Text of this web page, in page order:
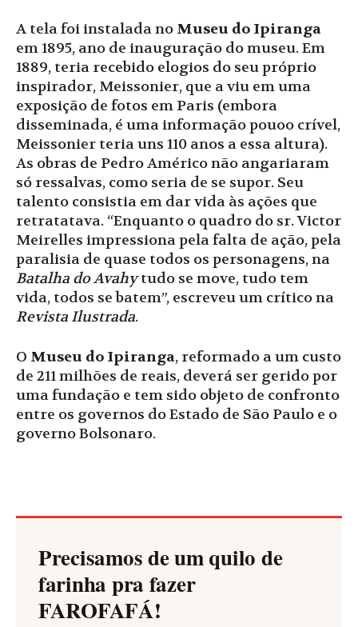
A tela foi instalada no Museu do Ipiranga
em 1895, ano de inauguração do museu. Em
1889, teria recebido elogios do seu próprio
inspirador, Meissonier, que a viu em uma
exposição de fotos em Paris (embora
disseminada, é uma informação pouoo crível,
Meissonier teria uns 110 anos a essa altura).
As obras de Pedro Américo não angariaram
só ressalvas, como seria de se supor. Seu
talento consistia em dar vida às ações que
retratatava. “Enquanto o quadro do sr. Victor
Meirelles impressiona pela falta de ação, pela
paralisia de quase todos os personagens, na
Batalha do Avahytudo se move, tudo tem
vida, todos se batem”, escreveu um crítico na
Revista Ilustrada.
O Museu do Ipiranga, reformado a um custo
de 211 milhões de reais, deverá ser gerido por
uma fundação e tem sido objeto de confronto
entre os governos do Estado de São Paulo e o
governo Bolsonaro.
Precisamos de um quilo de
farinha pra fazer
FAROFAFÁ!